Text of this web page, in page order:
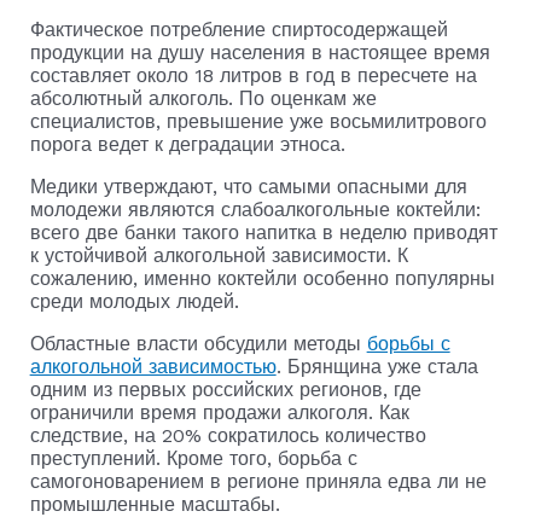
Фактическое потребление спиртосодержащей
продукции на душу населения в настоящее время
составляет около 18 литров в год в пересчете на
абсолютный алкоголь. По оценкам же
специалистов, превышение уже восьмилитрового
порога ведет к деградации этноса.
Медики утверждают, что самыми опасными для
молодежи являются слабоалкогольные коктейли:
всего две банки такого напитка в неделю приводят
к устойчивой алкогольной зависимости. К
сожалению, именно коктейли особенно популярны
среди молодых людей.
Областные власти обсудили методы борьбы с
алкогольной зависимостью. Брянщина уже стала
одним из первых российских регионов, где
ограничили время продажи алкоголя. Как
следствие, на 20% сократилось количество
преступлений. Кроме того, борьба с
самогоноварением в регионе приняла едва ли не
промышленные масштабы.